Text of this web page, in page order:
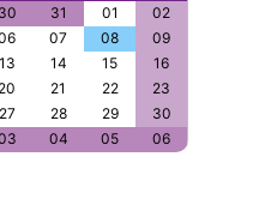
30 31 01
02
07 08
09
13 14 15
16
20 21 22
23
27 28 29
30
04 05 06